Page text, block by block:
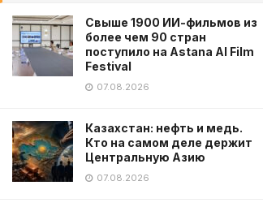
Свыше 1900 ИИ-фильмов из
более чем 90 стран
поступило на Astana AI Film
Festival
07.08.2026
Казахстан: нефть и медь.
Кто на самом деле держит
Центральную Азию
07.08.2026